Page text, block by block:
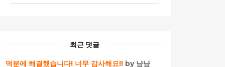
최근 댓글
덕분에 해결했습니다! 너무 감사해요!! by 냠냠